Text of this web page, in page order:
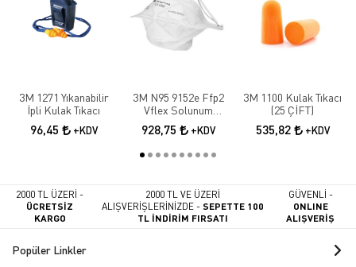
3M 1271 Yıkanabilir
İpli Kulak Tıkacı
96,45 +KDV
3M N95 9152e Ffp2
Vflex Solunum
Maskesi 10 Adet
928,75 +KDV
3M 1100 Kulak Tıkacı
(25 ÇİFT)
535,82 +KDV
2000 TL ÜZERİ -
ÜCRETSİZ
KARGO
2000 TL VE ÜZERİ
ALIŞVERİŞLERİNİZDE -SEPETTE 100
TL İNDİRİM FIRSATI
GÜVENLİ -
ONLINE
ALIŞVERİŞ
Popüler Linkler